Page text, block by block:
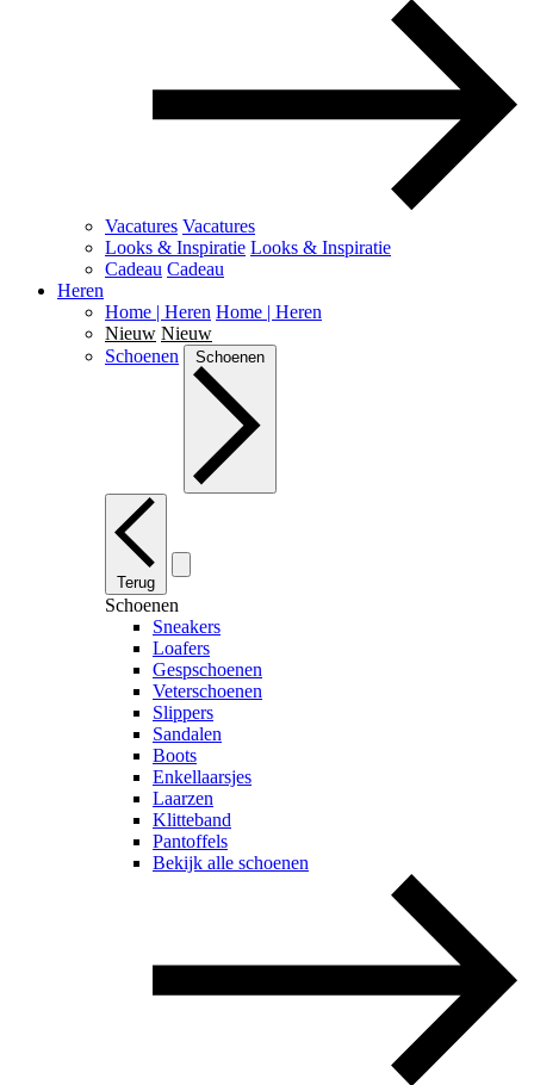
Vacatures Vacatures
Looks & Inspiratie Looks & Inspiratie
Cadeau Cadeau
Heren
Home | Heren Home | Heren
Nieuw Nieuw
Schoenen
Schoenen
Terug
Schoenen
Sneakers
Loafers
Gespschoenen
Veterschoenen
Slippers
Sandalen
Boots
Enkellaarsjes
Laarzen
Klitteband
Pantoffels
Bekijk alle schoenen